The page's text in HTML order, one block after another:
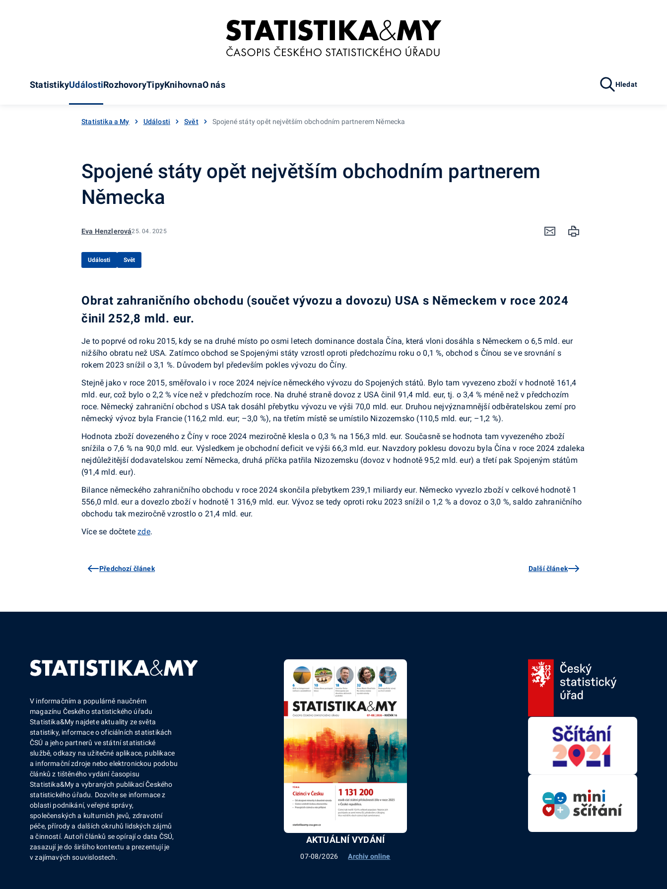
StatistikyUdálostiRozhovoryTipyKnihovnaO nás Hledat
Statistika a My Události Svět Spojené státy opět největším obchodním partnerem Německa
Spojené státy opět největším obchodním partnerem
Německa
Eva Henzlerová25. 04. 2025
Události Svět
Obrat zahraničního obchodu (součet vývozu a dovozu) USA s Německem v roce 2024
činil 252,8 mld. eur.
Je to poprvé od roku 2015, kdy se na druhé místo po osmi letech dominance dostala Čína, která vloni dosáhla s Německem o 6,5 mld. eur
nižšího obratu než USA. Zatímco obchod se Spojenými státy vzrostl oproti předchozímu roku o 0,1 %, obchod s Čínou se ve srovnání s
rokem 2023 snížil o 3,1 %. Důvodem byl především pokles vývozu do Číny.
Stejně jako v roce 2015, směřovalo i v roce 2024 nejvíce německého vývozu do Spojených států. Bylo tam vyvezeno zboží v hodnotě 161,4
mld. eur, což bylo o 2,2 % více než v předchozím roce. Na druhé straně dovoz z USA činil 91,4 mld. eur, tj. o 3,4 % méně než v předchozím
roce. Německý zahraniční obchod s USA tak dosáhl přebytku vývozu ve výši 70,0 mld. eur. Druhou nejvýznamnější odběratelskou zemí pro
německý vývoz byla Francie (116,2 mld. eur; –3,0 %), na třetím místě se umístilo Nizozemsko (110,5 mld. eur; –1,2 %).
Hodnota zboží dovezeného z Číny v roce 2024 meziročně klesla o 0,3 % na 156,3 mld. eur. Současně se hodnota tam vyvezeného zboží
snížila o 7,6 % na 90,0 mld. eur. Výsledkem je obchodní deficit ve výši 66,3 mld. eur. Navzdory poklesu dovozu byla Čína v roce 2024 zdaleka
nejdůležitější dodavatelskou zemí Německa, druhá příčka patřila Nizozemsku (dovoz v hodnotě 95,2 mld. eur) a třetí pak Spojeným státům
(91,4 mld. eur).
Bilance německého zahraničního obchodu v roce 2024 skončila přebytkem 239,1 miliardy eur. Německo vyvezlo zboží v celkové hodnotě 1
556,0 mld. eur a dovezlo zboží v hodnotě 1 316,9 mld. eur. Vývoz se tedy oproti roku 2023 snížil o 1,2 % a dovoz o 3,0 %, saldo zahraničního
obchodu tak meziročně vzrostlo o 21,4 mld. eur.
Více se dočtetezde.
Předchozí článek Další článek
V informačním a populárně naučném
magazínu Českého statistického úřadu
Statistika&My najdete aktuality ze světa
statistiky, informace o oficiálních statistikách
ČSÚ a jeho partnerů ve státní statistické
službě, odkazy na užitečné aplikace, publikace
a informační zdroje nebo elektronickou podobu
článků z tištěného vydání časopisu
Statistika&My a vybraných publikací Českého
statistického úřadu. Dozvíte se informace z
oblasti podnikání, veřejné správy,
společenských a kulturních jevů, zdravotní
péče, přírody a dalších okruhů lidských zájmů
a činností. Autoři článků se opírají o data ČSÚ,
zasazují je do širšího kontextu a prezentují je
v zajímavých souvislostech.
AKTUÁLNÍ VYDÁNÍ
07-08/2026 Archiv online